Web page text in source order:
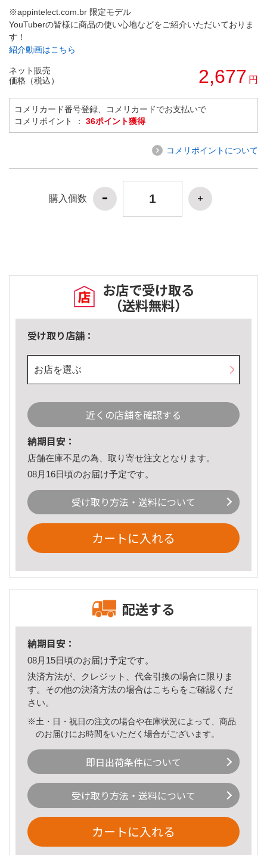
※appintelect.com.br 限定モデル
YouTuberの皆様に商品の使い心地などをご紹介いただいておりま
す！
紹介動画はこちら
ネット販売
価格（税込）
2,677 円
コメリカード番号登録、コメリカードでお支払いで
コメリポイント ： 36ポイント獲得
コメリポイントについて
購入個数
お店で受け取る
（送料無料）
受け取り店舗：
お店を選ぶ
近くの店舗を確認する
納期目安：
店舗在庫不足の為、取り寄せ注文となります。
08月16日頃のお届け予定です。
受け取り方法・送料について
カートに入れる
配送する
納期目安：
08月15日頃のお届け予定です。
決済方法が、クレジット、代金引換の場合に限りま
す。その他の決済方法の場合はこちら をご確認くだ
さい。
※土・日・祝日の注文の場合や在庫状況によって、商品
のお届けにお時間をいただく場合がございます。
即日出荷条件について
受け取り方法・送料について
カートに入れる